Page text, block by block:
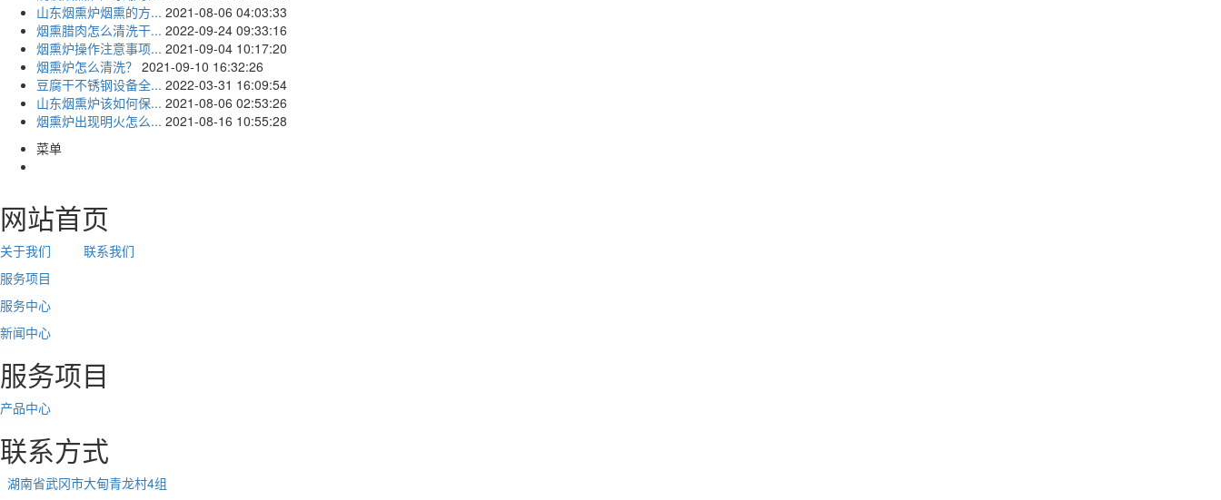
山东烟熏炉烟熏的方... 2021-08-06 04:03:33
烟熏腊肉怎么清洗干... 2022-09-24 09:33:16
烟熏炉操作注意事项... 2021-09-04 10:17:20
烟熏炉怎么清洗？ 2021-09-10 16:32:26
豆腐干不锈钢设备全... 2022-03-31 16:09:54
山东烟熏炉该如何保... 2021-08-06 02:53:26
烟熏炉出现明火怎么... 2021-08-16 10:55:28
菜单
网站首页
关于我们
联系我们
服务项目
服务中心
新闻中心
服务项目
产品中心
联系方式
湖南省武冈市大甸青龙村4组